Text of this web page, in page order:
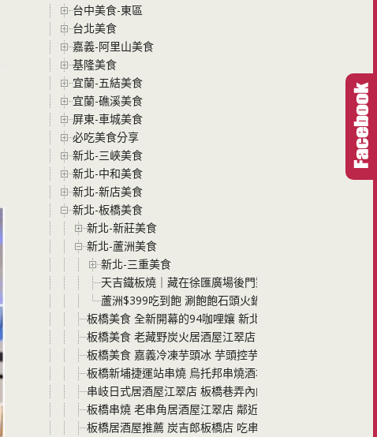
台中美食-東區
台北美食
嘉義-阿里山美食
基隆美食
宜蘭-五結美食
宜蘭-礁溪美食
屏東-車城美食
必吃美食分享
新北-三峽美食
新北-中和美食
新北-新店美食
新北-板橋美食
新北-新莊美食
新北-蘆洲美食
新北-三重美食
天吉鐵板燒｜藏在徐匯廣場後門對面的日式無菜單鐵板
蘆洲$399吃到飽 涮飽飽石頭火鍋 牛豬雞羊魚肉食材隨
板橋美食 全新開幕的94咖哩孃 新北市政府對面的巷弄美
板橋美食 老藏野炭火居酒屋江翠店 江子翠捷運站6號出口
板橋美食 嘉義冷凍芋頭冰 芋頭控芋泥控報到囉!
板橋新埔捷運站串燒 烏托邦串燒酒場 全新開幕的板橋串燒
串岐日式居酒屋江翠店 板橋巷弄內的居酒屋 氣氛好串燒
板橋串燒 老串角居酒屋江翠店 鄰近江子翠捷運站4分鐘 板
板橋居酒屋推薦 炭吉郎板橋店 吃串燒、炭烤、喝一杯，板